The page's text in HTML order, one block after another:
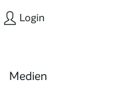
Login
Medien